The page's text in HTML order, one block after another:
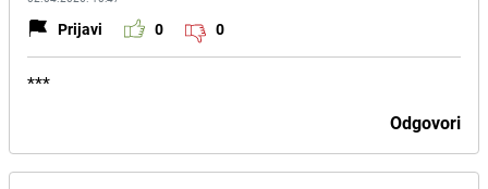
Prijavi 0 0
***
Odgovori